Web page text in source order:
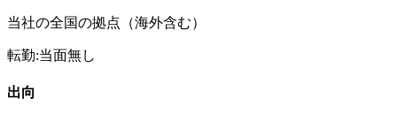
当社の全国の拠点（海外含む）
転勤:当面無し
出向